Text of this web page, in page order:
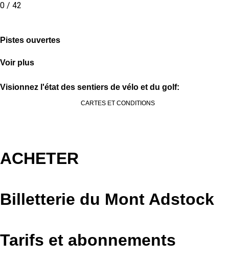
0 / 42
Pistes ouvertes
Voir plus
Visionnez l'état des sentiers de vélo et du golf:
CARTES ET CONDITIONS
ACHETER
Billetterie du Mont Adstock
Tarifs et abonnements